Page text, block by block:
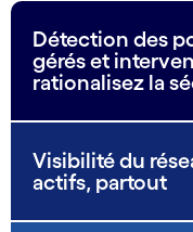
Détection des
gérés et
rationalisez la
Visibilité du
actifs, partout